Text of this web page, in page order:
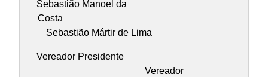
Sebastião Manoel da
Costa
Sebastião Mártir de Lima
Vereador Presidente
Vereador